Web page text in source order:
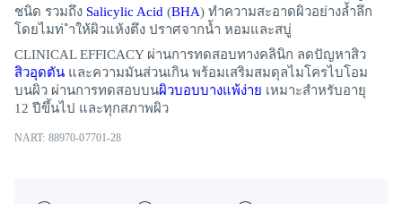
NART: 88970-07701-28
ชนิด รวมถึง Salicylic Acid (BHA) ทำความสะอาดผิวอย่างล้ำลึก
โดยไมท่ ำให้ผิวแห้งตึง ปราศจากน้ำ หอมและสบู่
CLINICAL EFFICACY ผ่านการทดสอบทางคลินิก ลดปัญหาสิว
สิวอุดตัน และความมันส่วนเกิน พร้อมเสริมสมดุลไมโครไบโอม
บนผิว ผ่านการทดสอบบนผิวบอบบางแพ้ง่าย เหมาะสำหรับอายุ
12 ปีขึ้นไป และทุกสภาพผิว